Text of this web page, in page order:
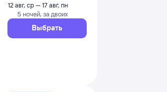
12 авг, ср — 17 авг, пн
5 ночей, за двоих
Выбрать